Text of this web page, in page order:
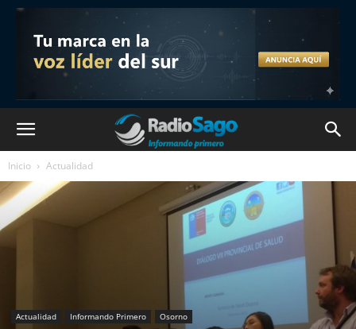
Inicio Actualidad
Actualidad Informando Primero Osorno